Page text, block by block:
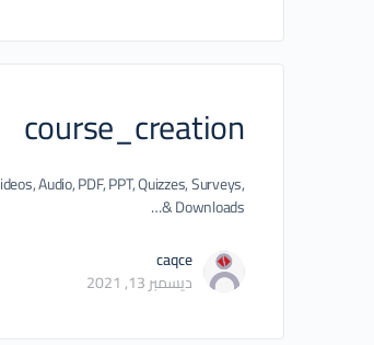
course_creation
Audio, PDF, PPT, Quizzes, Surveys,
Downloads &…
caqce
ديسمبر 13, 2021